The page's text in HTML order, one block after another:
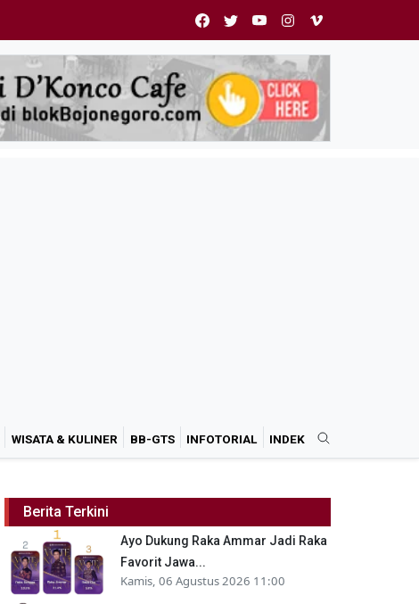
WISATA & KULINER BB-GTS INFOTORIAL INDEK
Berita Terkini
Ayo Dukung Raka Ammar Jadi Raka
Favorit Jawa...
Kamis, 06 Agustus 2026 11:00